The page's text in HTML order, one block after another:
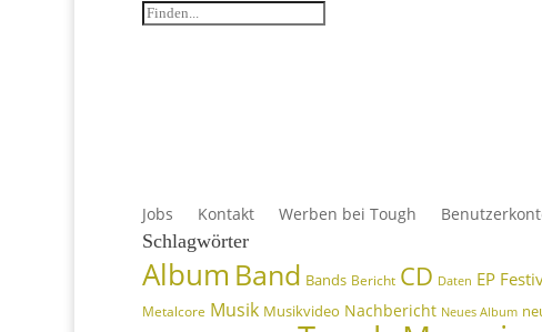
Jobs Kontakt Werben bei Tough
Schlagwörter
Album Band Bands Bericht CD Daten EP
Metalcore Musik Musikvideo Nachbericht Neues Album